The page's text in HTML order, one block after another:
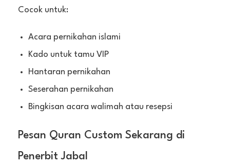
Cocok untuk:
Acara pernikahan islami
Kado untuk tamu VIP
Hantaran pernikahan
Seserahan pernikahan
Bingkisan acara walimah atau resepsi
Pesan Quran Custom Sekarang di
Penerbit Jabal